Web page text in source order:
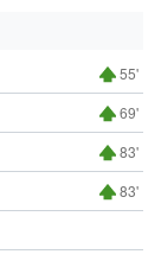
55'
69'
83'
83'